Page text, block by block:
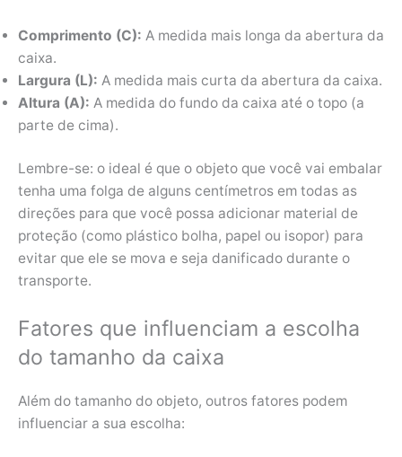
Comprimento (C): A medida mais longa da abertura da
caixa.
Largura (L): A medida mais curta da abertura da caixa.
Altura (A): A medida do fundo da caixa até o topo (a
parte de cima).
Lembre-se: o ideal é que o objeto que você vai embalar
tenha uma folga de alguns centímetros em todas as
direções para que você possa adicionar material de
proteção (como plástico bolha, papel ou isopor) para
evitar que ele se mova e seja danificado durante o
transporte.
Fatores que influenciam a escolha
do tamanho da caixa
Além do tamanho do objeto, outros fatores podem
influenciar a sua escolha: